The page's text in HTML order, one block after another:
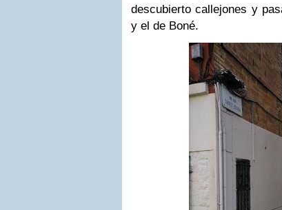
descubierto callejones y
y el de Boné.